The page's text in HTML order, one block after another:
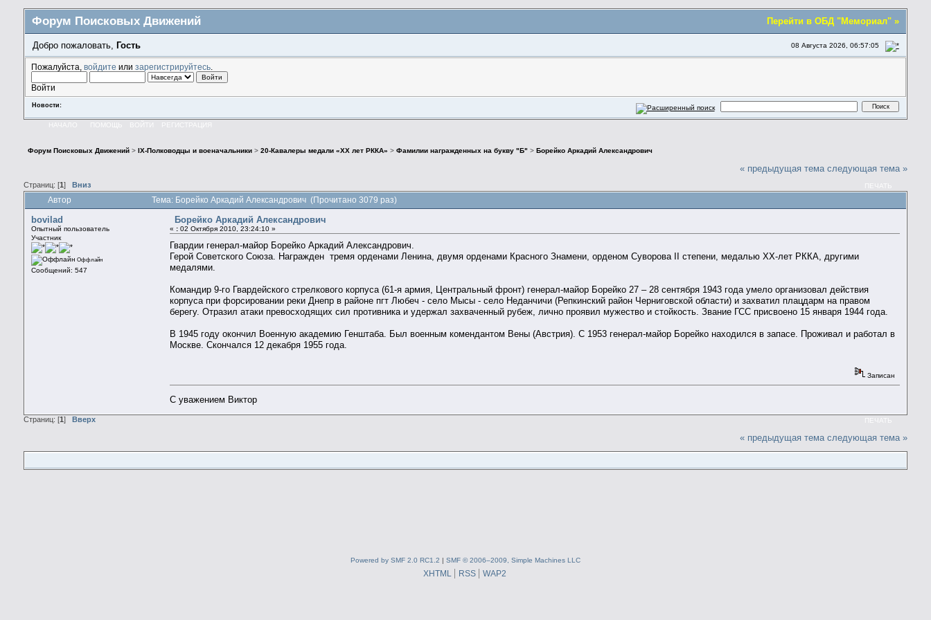
Перейти в ОБД "Мемориал" »
Форум Поисковых Движений
08 Августа 2026, 06:57:05
Добро пожаловать, Гость
Пожалуйста, войдите или зарегистрируйтесь.
Войти
Новости:
НАЧАЛО ПОМОЩЬ ВОЙТИ РЕГИСТРАЦИЯ
Форум Поисковых Движений > IX-Полководцы и военачальники >20-Кавалеры медали «ХХ лет РККА» >Фамилии награжденных на букву "Б" > Борейко Аркадий Александрович
« предыдущая тема следующая тема »
Страниц: [1 ] Вниз ПЕЧАТЬ
Автор Тема: Борейко Аркадий Александрович (Прочитано 3079 раз)
bovilad
Опытный пользователь
Участник
Оффлайн
Сообщений: 547
Борейко Аркадий Александрович
« : 02 Октября 2010, 23:24:10 »
Гвардии генерал-майор Борейко Аркадий Александрович.
Герой Советского Союза. Награжден тремя орденами Ленина, двумя орденами Красного Знамени, орденом Суворова II степени, медалью ХХ-лет РККА, другими
медалями.
Командир 9-го Гвардейского стрелкового корпуса (61-я армия, Центральный фронт) генерал-майор Борейко 27 – 28 сентября 1943 года умело организовал действия
корпуса при форсировании реки Днепр в районе пгт Любеч - село Мысы - село Неданчичи (Репкинский район Черниговской области) и захватил плацдарм на правом
берегу. Отразил атаки превосходящих сил противника и удержал захваченный рубеж, лично проявил мужество и стойкость. Звание ГСС присвоено 15 января 1944 года.
В 1945 году окончил Военную академию Генштаба. Был военным комендантом Вены (Австрия). С 1953 генерал-майор Борейко находился в запасе. Проживал и работал в
Москве. Скончался 12 декабря 1955 года.
Записан
С уважением Виктор
Страниц: [1 ] Вверх ПЕЧАТЬ
« предыдущая тема следующая тема »
Powered by SMF 2.0 RC1.2 | SMF © 2006–2009, Simple Machines LLC
XHTML RSS WAP2